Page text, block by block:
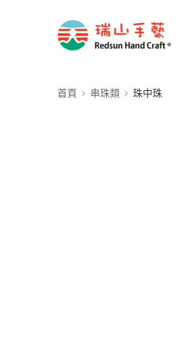
首頁 串珠類 珠中珠